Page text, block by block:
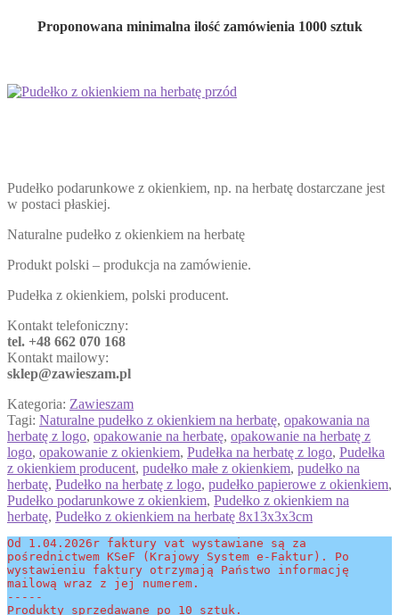
Proponowana minimalna ilość zamówienia 1000 sztuk
Pudełko podarunkowe z okienkiem, np. na herbatę dostarczane jest
w postaci płaskiej.
Naturalne pudełko z okienkiem na herbatę
Produkt polski – produkcja na zamówienie.
Pudełka z okienkiem, polski producent.
Kontakt telefoniczny:
tel. +48 662 070 168
Kontakt mailowy:
sklep@zawieszam.pl
Kategoria: Zawieszam
Tagi: Naturalne pudełko z okienkiem na herbatę, opakowania na
herbatę z logo, opakowanie na herbatę, opakowanie na herbatę z
logo, opakowanie z okienkiem, Pudełka na herbatę z logo, Pudełka
z okienkiem producent, pudełko małe z okienkiem, pudełko na
herbatę, Pudełko na herbatę z logo, pudełko papierowe z okienkiem,
Pudełko podarunkowe z okienkiem, Pudełko z okienkiem na
herbatę, Pudełko z okienkiem na herbatę 8x13x3x3cm
Od 1.04.2026r faktury vat wystawiane są za
pośrednictwem KSeF (Krajowy System e-Faktur). Po
wystawieniu faktury otrzymają Państwo informację
mailową wraz z jej numerem.
-----
Produkty sprzedawane po 10 sztuk.